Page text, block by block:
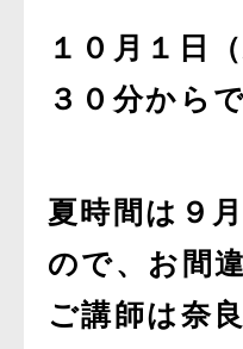
１０月１日
３０分から
夏時間は９
ので、お間
ご講師は奈